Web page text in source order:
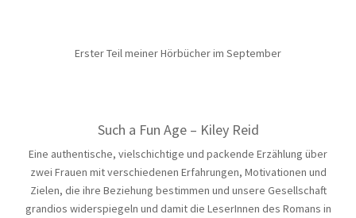
Erster Teil meiner Hörbücher im September
Such a Fun Age – Kiley Reid
Eine authentische, vielschichtige und packende Erzählung über
zwei Frauen mit verschiedenen Erfahrungen, Motivationen und
Zielen, die ihre Beziehung bestimmen und unsere Gesellschaft
grandios widerspiegeln und damit die LeserInnen des Romans in